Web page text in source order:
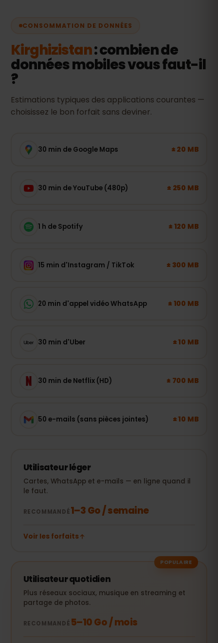
CONSOMMATION DE DONNÉES
Kirghizistan: combien de
données mobiles vous faut-il
?
Estimations typiques des applications courantes —
choisissez le bon forfait sans deviner.
30 min de Google Maps ± 20 MB
30 min de YouTube (480p) ± 250 MB
1 h de Spotify ± 120 MB
15 min d'Instagram / TikTok ± 300 MB
20 min d'appel vidéo WhatsApp ± 100 MB
30 min d'Uber ± 10 MB
30 min de Netflix (HD) ± 700 MB
50 e-mails (sans pièces jointes) ± 10 MB
Utilisateur léger
Cartes, WhatsApp et e-mails — en ligne quand il
le faut.
RECOMMANDÉ1–3 Go / semaine
Voir les forfaits
POPULAIRE
Utilisateur quotidien
Plus réseaux sociaux, musique en streaming et
partage de photos.
RECOMMANDÉ 5–10 Go / mois